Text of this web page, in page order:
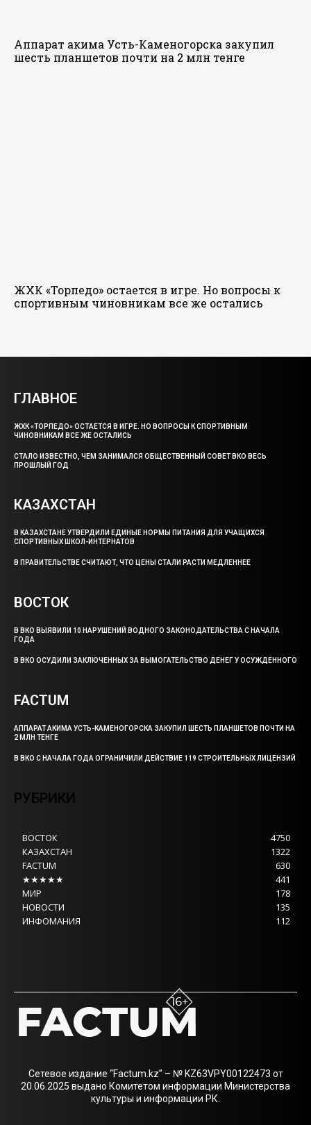
Аппарат акима Усть-Каменогорска закупил
шесть планшетов почти на 2 млн тенге
ЖХК «Торпедо» остается в игре. Но вопросы к
спортивным чиновникам все же остались
ГЛАВНОЕ
ЖХК «ТОРПЕДО» ОСТАЕТСЯ В ИГРЕ. НО ВОПРОСЫ К СПОРТИВНЫМ
ЧИНОВНИКАМ ВСЕ ЖЕ ОСТАЛИСЬ
СТАЛО ИЗВЕСТНО, ЧЕМ ЗАНИМАЛСЯ ОБЩЕСТВЕННЫЙ СОВЕТ ВКО ВЕСЬ
ПРОШЛЫЙ ГОД
КАЗАХСТАН
В КАЗАХСТАНЕ УТВЕРДИЛИ ЕДИНЫЕ НОРМЫ ПИТАНИЯ ДЛЯ УЧАЩИХСЯ
СПОРТИВНЫХ ШКОЛ-ИНТЕРНАТОВ
В ПРАВИТЕЛЬСТВЕ СЧИТАЮТ, ЧТО ЦЕНЫ СТАЛИ РАСТИ МЕДЛЕННЕЕ
ВОСТОК
В ВКО ВЫЯВИЛИ 10 НАРУШЕНИЙ ВОДНОГО ЗАКОНОДАТЕЛЬСТВА С НАЧАЛА
ГОДА
В ВКО ОСУДИЛИ ЗАКЛЮЧЕННЫХ ЗА ВЫМОГАТЕЛЬСТВО ДЕНЕГ У ОСУЖДЕННОГО
FACTUM
АППАРАТ АКИМА УСТЬ-КАМЕНОГОРСКА ЗАКУПИЛ ШЕСТЬ ПЛАНШЕТОВ ПОЧТИ НА
2 МЛН ТЕНГЕ
В ВКО С НАЧАЛА ГОДА ОГРАНИЧИЛИ ДЕЙСТВИЕ 119 СТРОИТЕЛЬНЫХ ЛИЦЕНЗИЙ
РУБРИКИ
ВОСТОК
4750
КАЗАХСТАН
1322
FACTUM
630
★★★★★
441
МИР
178
НОВОСТИ
135
ИНФОМАНИЯ
112
Сетевое издание “Factum.kz” – № KZ63VPY00122473 от
20.06.2025 выдано Комитетом информации Министерства
культуры и информации РК.